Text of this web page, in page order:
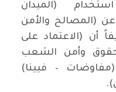
(الميدان
(المصالح والأمن
أن (الاعتماد على
وأمن الشعب
– فيينا)